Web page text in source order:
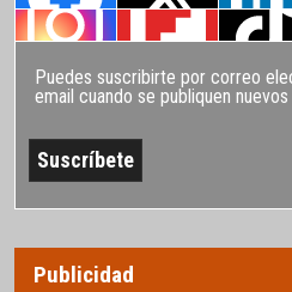
Puedes suscribirte por correo
email cuando se publiquen
Publicidad